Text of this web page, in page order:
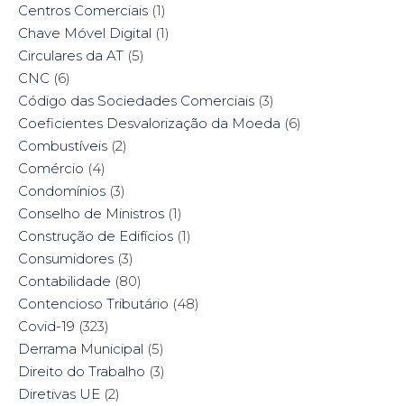
Centros Comerciais (1)
Chave Móvel Digital (1)
Circulares da AT (5)
CNC (6)
Código das Sociedades Comerciais (3)
Coeficientes Desvalorização da Moeda (6)
Combustíveis (2)
Comércio (4)
Condomínios (3)
Conselho de Ministros (1)
Construção de Edifícios (1)
Consumidores (3)
Contabilidade (80)
Contencioso Tributário (48)
Covid-19 (323)
Derrama Municipal (5)
Direito do Trabalho (3)
Diretivas UE (2)